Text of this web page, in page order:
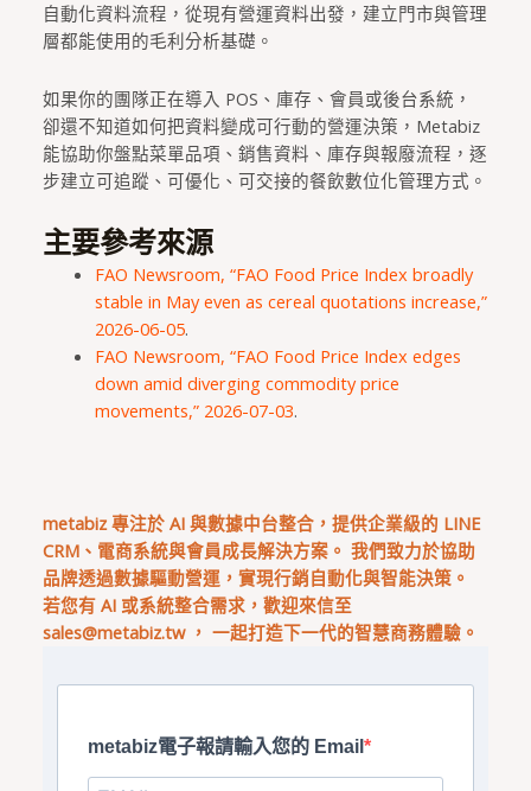
自動化資料流程，從現有營運資料出發，建立門市與管理
層都能使用的毛利分析基礎。
如果你的團隊正在導入 POS、庫存、會員或後台系統，
卻還不知道如何把資料變成可行動的營運決策，Metabiz
能協助你盤點菜單品項、銷售資料、庫存與報廢流程，逐
步建立可追蹤、可優化、可交接的餐飲數位化管理方式。
主要參考來源
FAO Newsroom, “FAO Food Price Index broadly
stable in May even as cereal quotations increase,”
2026-06-05.
FAO Newsroom, “FAO Food Price Index edges
down amid diverging commodity price
movements,” 2026-07-03.
metabiz 專注於 AI 與數據中台整合，提供企業級的 LINE
CRM、電商系統與會員成長解決方案。 我們致力於協助
品牌透過數據驅動營運，實現行銷自動化與智能決策。
若您有 AI 或系統整合需求，歡迎來信至
sales@metabiz.tw， 一起打造下一代的智慧商務體驗。
metabiz電子報請輸入您的 Email